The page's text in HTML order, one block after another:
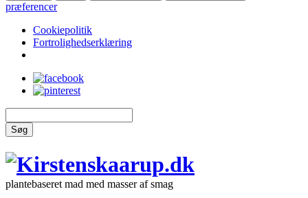
præferencer
Cookiepolitik
Fortrolighedserklæring
Søg
plantebaseret mad med masser af smag